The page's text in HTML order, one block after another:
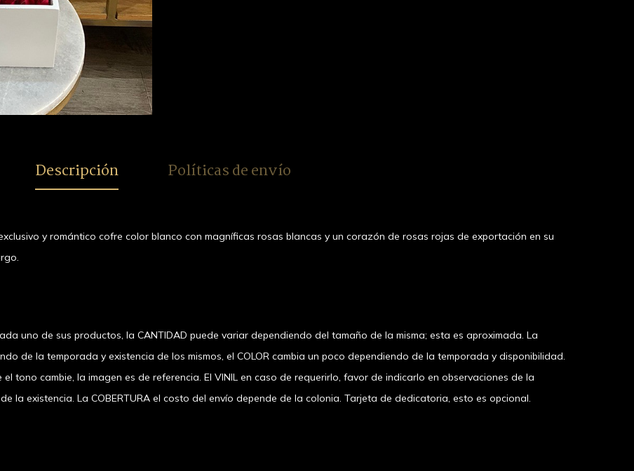
Descripción Políticas de envío
y romántico cofre color blanco con magníficas rosas blancas y un corazón de rosas rojas de exportación en su
uno de sus productos, la CANTIDAD puede variar dependiendo del tamaño de la misma; esta es aproximada. La
de la temporada y existencia de los mismos, el COLOR cambia un poco dependiendo de la temporada y disponibilidad.
tono cambie, la imagen es de referencia. El VINIL en caso de requerirlo, favor de indicarlo en observaciones de la
la existencia. La COBERTURA el costo del envío depende de la colonia. Tarjeta de dedicatoria, esto es opcional.